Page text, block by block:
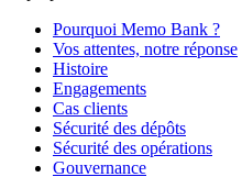
Pourquoi Memo Bank ?
Vos attentes, notre réponse
Histoire
Engagements
Cas clients
Sécurité des dépôts
Sécurité des opérations
Gouvernance